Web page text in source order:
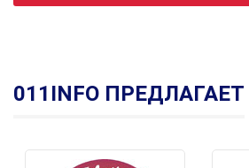
011INFO ПРЕДЛАГАЕТ